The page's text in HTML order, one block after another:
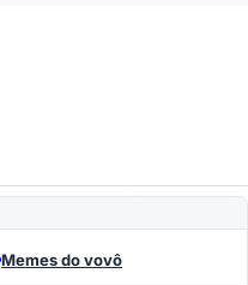
Memes do vovô